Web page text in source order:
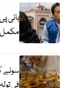
بانی
سونے
فی